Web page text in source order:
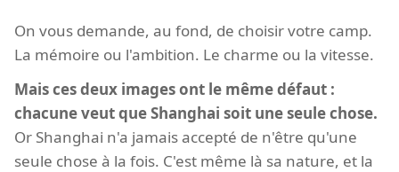
On vous demande, au fond, de choisir votre camp.
La mémoire ou l'ambition. Le charme ou la vitesse.
Mais ces deux images ont le même défaut :
chacune veut que Shanghai soit une seule chose.
Or Shanghai n'a jamais accepté de n'être qu'une
seule chose à la fois. C'est même là sa nature, et la